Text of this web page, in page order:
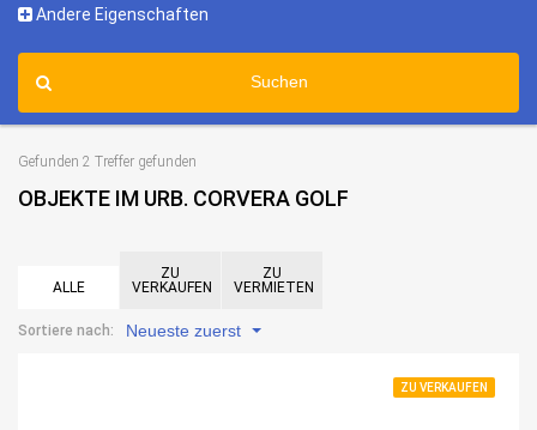
Andere Eigenschaften
Suchen
Gefunden 2 Treffer gefunden
OBJEKTE IM URB. CORVERA GOLF
ALLE
ZU
VERKAUFEN
ZU
VERMIETEN
Sortiere nach: Neueste zuerst
ZU VERKAUFEN